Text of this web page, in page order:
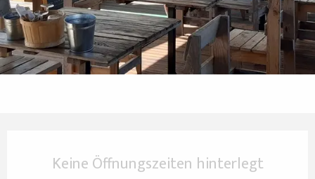
Keine Öffnungszeiten hinterlegt